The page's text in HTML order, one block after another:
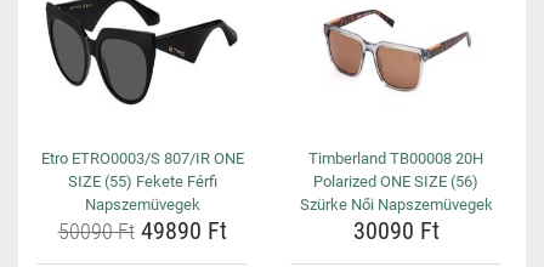
Etro ETRO0003/S 807/IR ONE
SIZE (55) Fekete Férfi
Napszemüvegek
50090 Ft49890 Ft
Timberland TB00008 20H
Polarized ONE SIZE (56)
Szürke Női Napszemüvegek
30090 Ft